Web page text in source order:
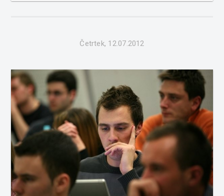
Četrtek, 12.07.2012